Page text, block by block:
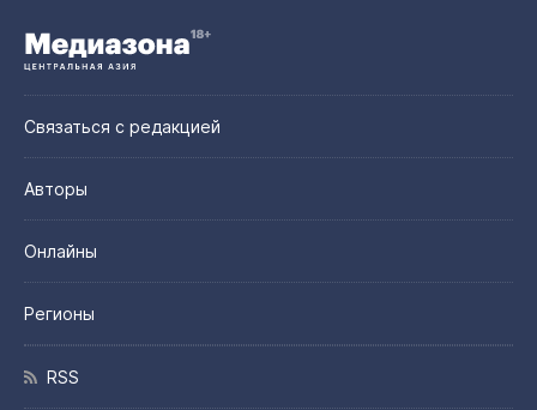
Связаться с редакцией
Авторы
Онлайны
Регионы
RSS